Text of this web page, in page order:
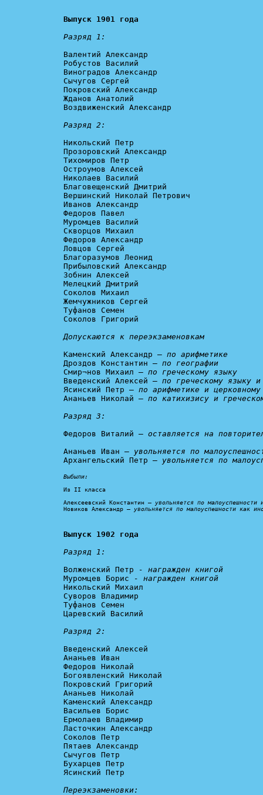
Выпуск 1901 года
Разряд 1:
Валентий Александр
Робустов Василий
Виноградов Александр
Сычугов Сергей
Покровский Александр
Жданов Анатолий
Воздвиженский Александр
Разряд 2:
Никольский Петр
Прозоровский Александр
Тихомиров Петр
Остроумов Алексей
Николаев Василий
Благовещенский Дмитрий
Вершинский Николай Петрович
Иванов Александр
Федоров Павел
Муромцев Василий
Скворцов Михаил
Федоров Александр
Ловцов Сергей
Благоразумов Леонид
Прибыловский Александр
Зобнин Алексей
Мелецкий Дмитрий
Соколов Михаил
Жемчужников Сергей
Туфанов Семен
Соколов Григорий
Допускаются к переэкзаменовкам
Каменский Александр – по арифметике
Дроздов Константин – по географии
Смир¬нов Михаил – по греческому языку
Введенский Алексей – по греческому языку
Ясинский Петр – по арифметике и
Ананьев Николай – по катихизису и
Разряд 3:
Федоров Виталий – оставляется на
Ананьев Иван – увольняется по
Архангельский Петр – увольняется по
Выбыли:
Из II класса
Алексеевский Константин – увольняется по малоуспешности
Новиков Александр – увольняется по малоуспешности как
Выпуск 1902 года
Разряд 1:
Волженский Петр
- награжден книгой
Муромцев Борис
- награжден книгой
Никольский Михаил
Суворов Владимир
Туфанов Семен
Царевский Василий
Разряд 2:
Введенский Алексей
Ананьев Иван
Федоров Николай
Богоявленский Николай
Покровский Григорий
Ананьев Николай
Каменский Александр
Васильев Борис
Ермолаев Владимир
Ласточкин Александр
Соколов Петр
Пятаев Александр
Сычугов Петр
Бухарцев Петр
Ясинский Петр
Переэкзаменовки: